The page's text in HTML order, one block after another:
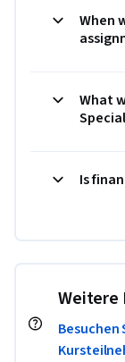
When
What
Is
Weitere
Besuchen